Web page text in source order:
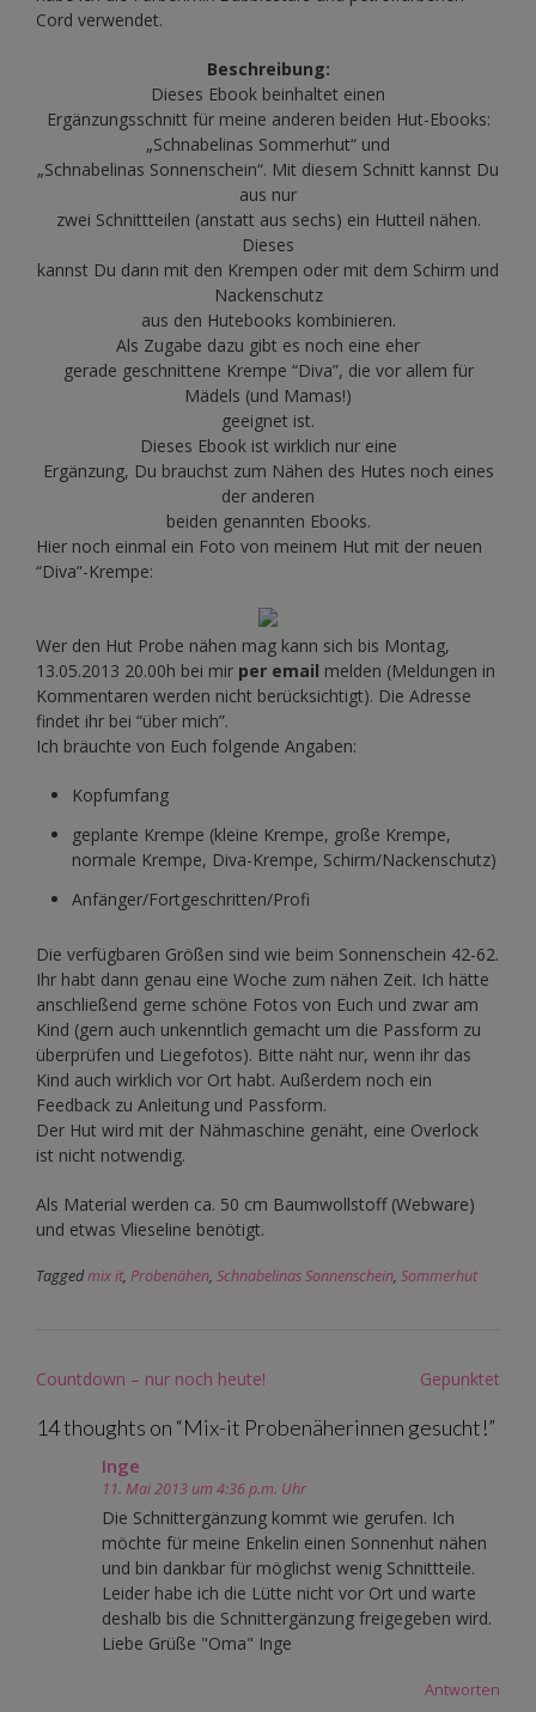
Cord verwendet.
Beschreibung:
Dieses Ebook beinhaltet einen
Ergänzungsschnitt für meine anderen beiden Hut-Ebooks:
„Schnabelinas Sommerhut“ und
„Schnabelinas Sonnenschein“. Mit diesem Schnitt kannst Du
aus nur
zwei Schnittteilen (anstatt aus sechs) ein Hutteil nähen.
Dieses
kannst Du dann mit den Krempen oder mit dem Schirm und
Nackenschutz
aus den Hutebooks kombinieren.
Als Zugabe dazu gibt es noch eine eher
gerade geschnittene Krempe “Diva”, die vor allem für
Mädels (und Mamas!)
geeignet ist.
Dieses Ebook ist wirklich nur eine
Ergänzung, Du brauchst zum Nähen des Hutes noch eines
der anderen
beiden genannten Ebooks.
Hier noch einmal ein Foto von meinem Hut mit der neuen
“Diva”-Krempe:
Wer den Hut Probe nähen mag kann sich bis Montag,
13.05.2013 20.00h bei mir per email melden (Meldungen in
Kommentaren werden nicht berücksichtigt). Die Adresse
findet ihr bei “über mich”.
Ich bräuchte von Euch folgende Angaben:
Kopfumfang
geplante Krempe (kleine Krempe, große Krempe,
normale Krempe, Diva-Krempe, Schirm/Nackenschutz)
Anfänger/Fortgeschritten/Profi
Die verfügbaren Größen sind wie beim Sonnenschein 42-62.
Ihr habt dann genau eine Woche zum nähen Zeit. Ich hätte
anschließend gerne schöne Fotos von Euch und zwar am
Kind (gern auch unkenntlich gemacht um die Passform zu
überprüfen und Liegefotos). Bitte näht nur, wenn ihr das
Kind auch wirklich vor Ort habt. Außerdem noch ein
Feedback zu Anleitung und Passform.
Der Hut wird mit der Nähmaschine genäht, eine Overlock
ist nicht notwendig.
Als Material werden ca. 50 cm Baumwollstoff (Webware)
und etwas Vlieseline benötigt.
Taggedmix it, Probenähen, Schnabelinas Sonnenschein, Sommerhut
Post
Countdown – nur noch heute! Gepunktet
14 thoughts on “Mix-it Probenäherinnen gesucht!”
Inge
11. Mai 2013 um 4:36 p.m. Uhr
Die Schnittergänzung kommt wie gerufen. Ich
möchte für meine Enkelin einen Sonnenhut nähen
und bin dankbar für möglichst wenig Schnittteile.
Leider habe ich die Lütte nicht vor Ort und warte
deshalb bis die Schnittergänzung freigegeben wird.
Liebe Grüße "Oma" Inge
Antworten